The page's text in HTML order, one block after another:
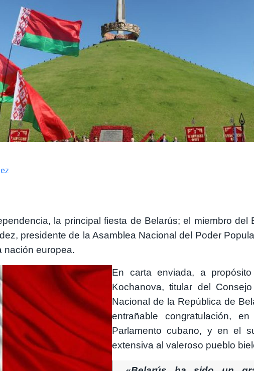
la principal fiesta de Belarús; el miembro del
presidente de la Asamblea Nacional del Poder
nación europea.
En carta enviada, a
Kochanova, titular del
Nacional de la República de
entrañable congratulación,
Parlamento cubano, y en el
extensiva al valeroso pueblo